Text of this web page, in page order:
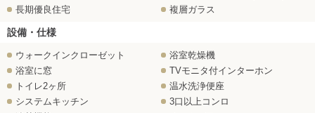
長期優良住宅
複層ガラス
設備・仕様
ウォークインクローゼット
浴室乾燥機
浴室に窓
TVモニタ付インターホン
トイレ2ヶ所
温水洗浄便座
システムキッチン
3口以上コンロ